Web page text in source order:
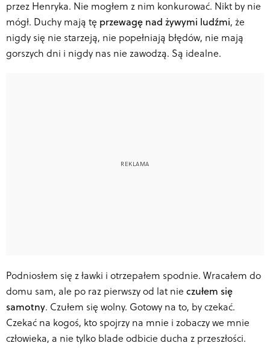
przez Henryka. Nie mogłem z nim konkurować. Nikt by nie
mógł. Duchy mają tę przewagę nad żywymi ludźmi, że
nigdy się nie starzeją, nie popełniają błędów, nie mają
gorszych dni i nigdy nas nie zawodzą. Są idealne.
Podniosłem się z ławki i otrzepałem spodnie. Wracałem do
domu sam, ale po raz pierwszy od lat nie czułem się
samotny. Czułem się wolny. Gotowy na to, by czekać.
Czekać na kogoś, kto spojrzy na mnie i zobaczy we mnie
człowieka, a nie tylko blade odbicie ducha z przeszłości.